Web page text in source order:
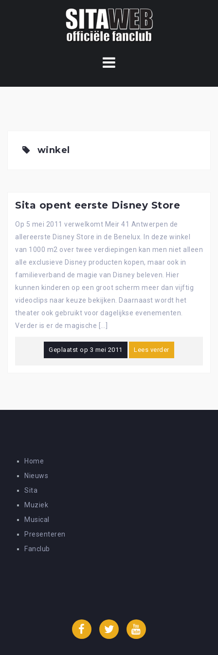
winkel
Sita opent eerste Disney Store
Op 5 mei 2011 verwelkomt Meir 41 Antwerpen de
allereerste Disney Store in de Benelux. In deze winkel
van 1000 m2 over twee verdiepingen kan men niet alleen
alle exclusieve Disney producten kopen, maar ook in
familieverband de magie van Disney beleven. Hier
kunnen kinderen op een groot scherm meer dan vijftig
videoclips naar keuze bekijken. Daarnaast wordt het
theater ook gebruikt voor dagelijkse evenementen.
Verder is er de magische […]
Geplaatst op 3 mei 2011 Lees verder
Home
Nieuws
Sita
Muziek
Musical
Presenteren
Fanclub
FacebookTwitter YouTube